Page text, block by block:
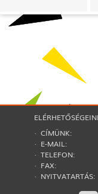
· CÍMÜNK:
· E-MAIL:
· TELEFON:
· FAX:
· NYITVATARTÁS: